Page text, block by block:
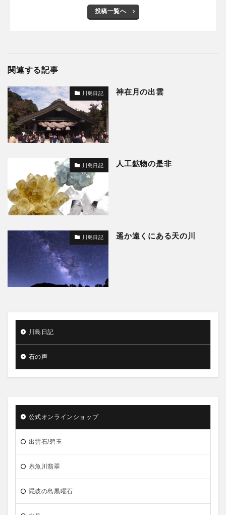
投稿一覧へ
関連する記事
川島日記 神在月の出雲
川島日記 人工鉱物の是非
川島日記 遥か遠くにある天の川
川島日記
石の声
公式オンラインショップ
出雲石/碧玉
糸魚川翡翠
隠岐の島黒曜石